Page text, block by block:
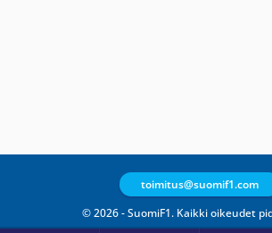
© 2026 - SuomiF1. Kaikki oikeudet
toimitus@suomif1.com